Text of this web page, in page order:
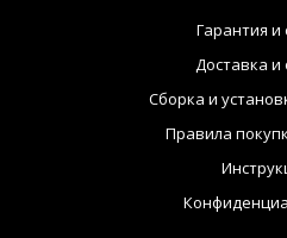
Гарантия и
Доставка и
Сборка и
Правила